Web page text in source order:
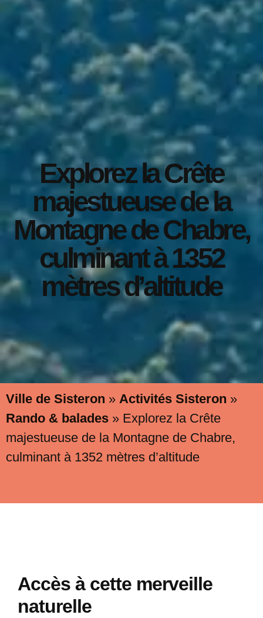
Explorez la Crête
majestueuse de la
Montagne de Chabre,
culminant à 1352
mètres d’altitude
Ville de Sisteron » Activités Sisteron »
Rando & balades » Explorez la Crête
majestueuse de la Montagne de Chabre,
culminant à 1352 mètres d’altitude
Accès à cette merveille
naturelle